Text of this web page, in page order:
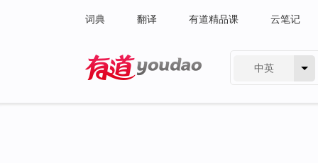
词典 翻译 有道精品课 云笔记
中英